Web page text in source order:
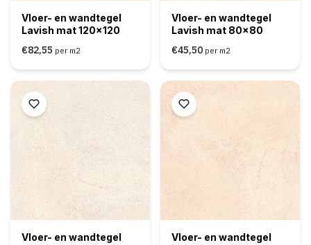
Vloer- en wandtegel
Lavish mat 120x120
€82,55 per m2
Vloer- en wandtegel
Lavish mat 80x80
€45,50 per m2
Vloer- en wandtegel
Vloer- en wandtegel